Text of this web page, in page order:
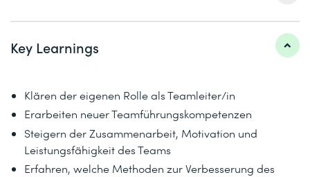
Key Learnings
Klären der eigenen Rolle als Teamleiter/in
Erarbeiten neuer Teamführungskompetenzen
Steigern der Zusammenarbeit, Motivation und
Leistungsfähigkeit des Teams
Erfahren, welche Methoden zur Verbesserung des